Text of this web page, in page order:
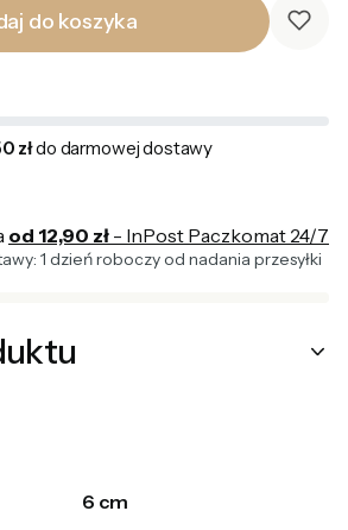
do koszyka
złdo darmowej dostawy
od 12,90 zł - InPost Paczkomat 24/7
1 dzień roboczy od nadania przesyłki
6 cm